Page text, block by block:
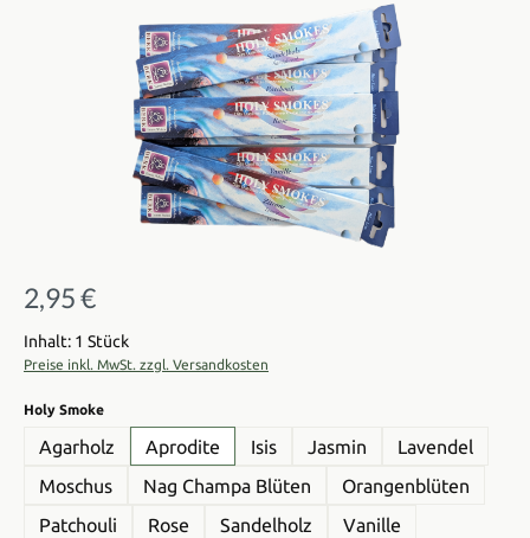
Regulärer Preis:
2,95 €
Inhalt: 1 Stück
Preise inkl. MwSt. zzgl. Versandkosten
Holy Smokeauswählen
Agarholz Aprodite Isis Jasmin
Lavendel
Moschus
Nag Champa Blüten
Orangenblüten
Patchouli
Rose Sandelholz
Vanille